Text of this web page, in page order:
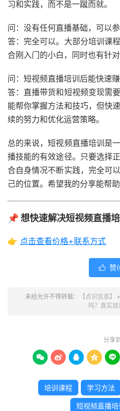
习和实践，而不是一蹴而就。
问：没有任何直播基础，可以
答：完全可以。大部分培训课
合刚入门的小白，同时也有针
问：短视频直播培训后能快速赚
答：直播带货和短视频变现需
能帮你掌握方法和技巧，但快
续的努力和优化运营策略。
总的来说，短视频直播培训是
播技能的有效途径。只要选择
合自身情况不断实践，完全可
己的位置。希望我的分享能帮
📌 想快速解决短视频直播培
👉 点击查看价格+联系方式
 赞(
未经允许不得转载： 【点识信息】 »
吗？真实
分享到
    
培训课程 学习方法
短视频直播